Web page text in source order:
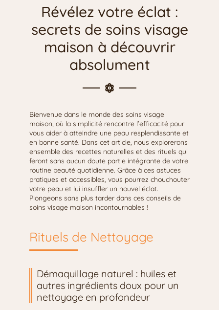
Révélez votre éclat :
secrets de soins visage
maison à découvrir
absolument
Bienvenue dans le monde des soins visage
maison, où la simplicité rencontre l’efficacité pour
vous aider à atteindre une peau resplendissante et
en bonne santé. Dans cet article, nous explorerons
ensemble des recettes naturelles et des rituels qui
feront sans aucun doute partie intégrante de votre
routine beauté quotidienne. Grâce à ces astuces
pratiques et accessibles, vous pourrez chouchouter
votre peau et lui insuffler un nouvel éclat.
Plongeons sans plus tarder dans ces conseils de
soins visage maison incontournables !
Rituels de Nettoyage
Démaquillage naturel : huiles et
autres ingrédients doux pour un
nettoyage en profondeur